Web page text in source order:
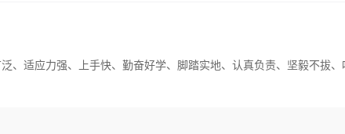
、适应力强、上手快、勤奋好学、脚踏实地、认真负责、坚毅不拔、